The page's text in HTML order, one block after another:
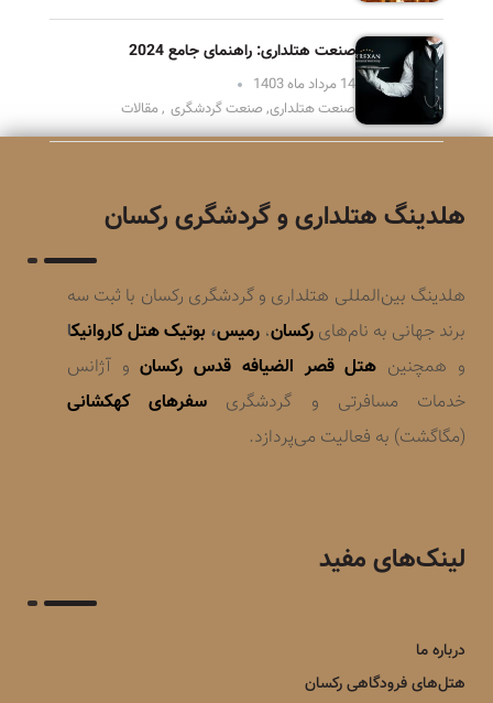
صنعت هتلداری: راهنمای جامع 2024
14 مرداد ماه 1403
صنعت هتلداری, صنعت گردشگری ,مقالات
هلدینگ هتلداری و گردشگری رکسان
هلدینگ بین‌المللی هتلداری و گردشگری رکسان با ثبت سه
برند جهانی به نام‌هایرکسان،رمیس، بوتیک هتل کاروانیکا
و همچنین هتل قصر الضیافه قدس رکسانو آژانس
خدمات مسافرتی و گردشگری سفرهای کهکشانی
(مگاگشت) به فعالیت می‌پردازد.
لینک‌های مفید
درباره ما
هتل‌های فرودگاهی رکسان